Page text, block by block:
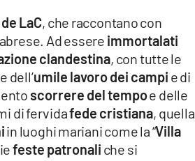
LaC, che raccontano con
Ad essere immortalati
clandestina, con tutte le
dell’umile lavoro dei campi e di
scorrere del tempoe delle
di fervidafede cristiana, quella
in luoghi mariani come la “Villa
feste patronali che si